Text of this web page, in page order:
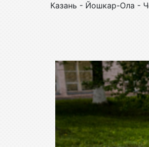
Казань - Йошкар-Ола -